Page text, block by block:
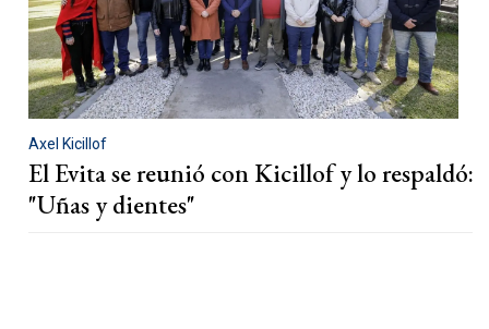
Axel Kicillof
El Evita se reunió con Kicillof y lo respaldó:
"Uñas y dientes"